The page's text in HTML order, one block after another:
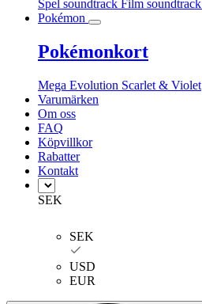
Spel soundtrack Film soundtrack
Pokémon
Pokémonkort
Mega Evolution Scarlet & Violet
Varumärken
Om oss
FAQ
Köpvillkor
Rabatter
Kontakt
SEK
SEK
USD
EUR